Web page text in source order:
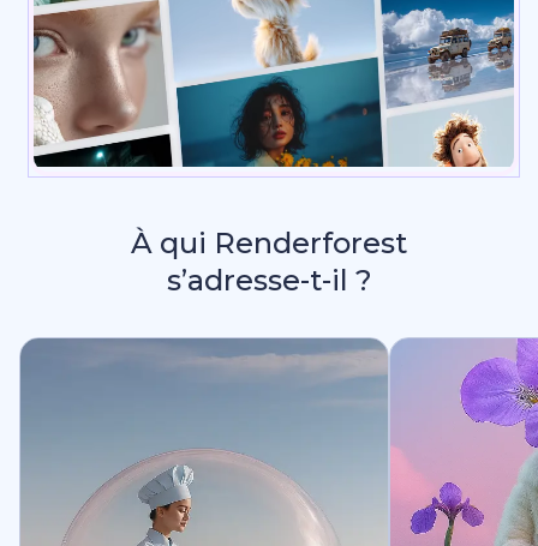
À qui Renderforest
s’adresse-t-il ?